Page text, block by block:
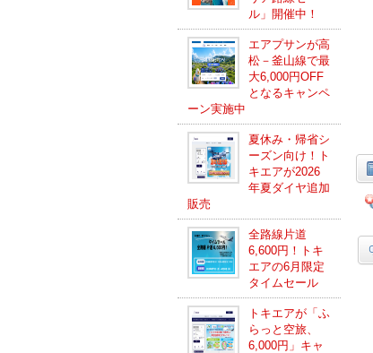
ル」開催中！
エアプサンが高
松－釜山線で最
大6,000円OFF
となるキャンペ
ーン実施中
夏休み・帰省シ
ーズン向け！ト
キエアが2026
年夏ダイヤ追加
販売
全路線片道
6,600円！トキ
エアの6月限定
タイムセール
トキエアが「ふ
らっと空旅、
6,000円」キャ